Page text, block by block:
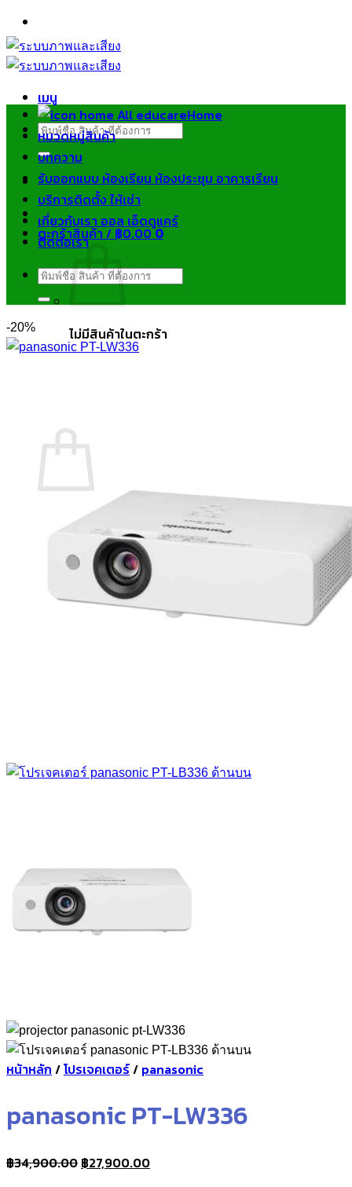
ข้าม
ไป
ยัง
เมนู
ค้นหา:
ตะกร้าสินค้า /฿0.000
ไม่มีสินค้าในตะกร้า
ไม่มีสินค้าในตะกร้า
กลับสู่หน้าร้านค้า
Home
หมวดหมู่สินค้า
บทความ
รับออกแบบ ห้องเรียน ห้องประชุม อาคารเรียน
บริการติดตั้ง ให้เช่า
เกี่ยวกับเรา ออล เอ็ดดูแคร์
ติดต่อเรา
ค้นหา:
-20%
หน้าหลัก /โปรเจคเตอร์/ panasonic
panasonic PT-LW336
฿34,900.00 Original
฿27,900.00Current